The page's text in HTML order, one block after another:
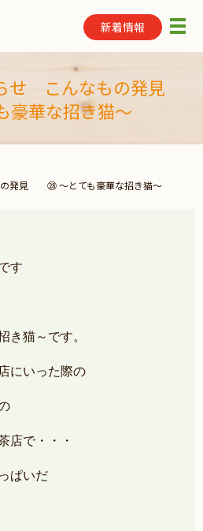
新着情報 メ
らせ こんなもの発見
豪華な招き猫～
発見 ㉘ ～とても豪華な招き猫～
す
き猫～です。
にいった際の
店で・・・
ぱいだ